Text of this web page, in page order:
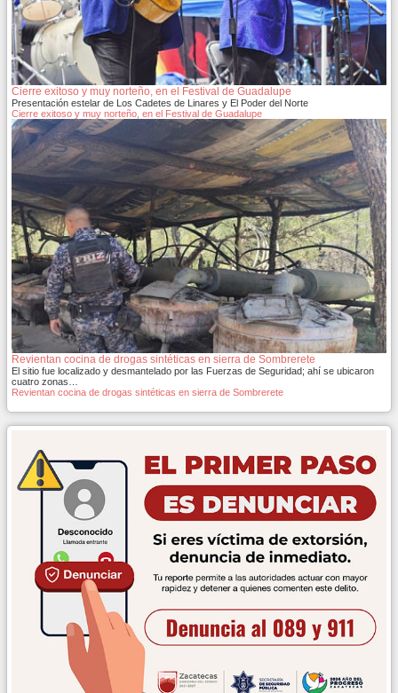
Cierre exitoso y muy norteño, en el Festival de Guadalupe
Presentación estelar de Los Cadetes de Linares y El Poder del Norte
Cierre exitoso y muy norteño, en el Festival de Guadalupe
Revientan cocina de drogas sintéticas en sierra de Sombrerete
El sitio fue localizado y desmantelado por las Fuerzas de Seguridad; ahí se ubicaron
cuatro zonas…
Revientan cocina de drogas sintéticas en sierra de Sombrerete